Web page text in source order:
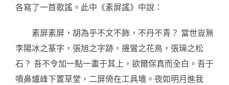
各寫了一首歌謠。此中《素屏謠》中說：
素屏素屏，胡為乎不文不飾，不丹不青？ 當世豈無
李陽冰之篆字，張旭之字跡，邊鸞之花鳥，張璪之松
石？ 吾不令加一點一畫于其上，欲爾保真而全白。吾于
噴鼻爐峰下置草堂，二屏倚在工具墻。夜如明月進我